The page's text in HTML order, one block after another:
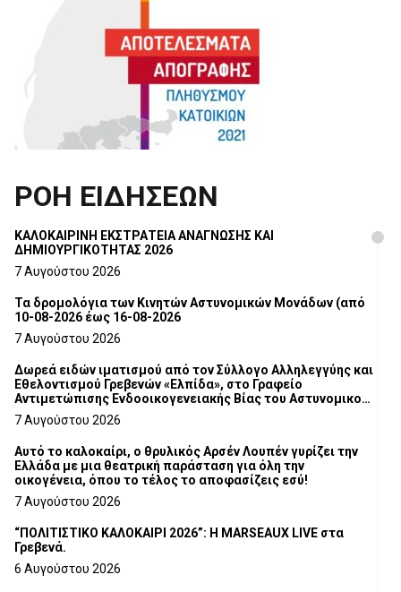
ΡΟΗ ΕΙΔΗΣΕΩΝ
ΚΑΛΟΚΑΙΡΙΝΗ ΕΚΣΤΡΑΤΕΙΑ ΑΝΑΓΝΩΣΗΣ ΚΑΙ
ΔΗΜΙΟΥΡΓΙΚΟΤΗΤΑΣ 2026
7 Αυγούστου 2026
Τα δρομολόγια των Κινητών Αστυνομικών Μονάδων (από
10-08-2026 έως 16-08-2026
7 Αυγούστου 2026
Δωρεά ειδών ιματισμού από τον Σύλλογο Αλληλεγγύης και
Εθελοντισμού Γρεβενών «Ελπίδα», στο Γραφείο
Αντιμετώπισης Ενδοοικογενειακής Βίας του Αστυνομικού
Τμήματος Γρεβενών
7 Αυγούστου 2026
Αυτό το καλοκαίρι, ο θρυλικός Αρσέν Λουπέν γυρίζει την
Ελλάδα με μια θεατρική παράσταση για όλη την
οικογένεια, όπου το τέλος το αποφασίζεις εσύ!
7 Αυγούστου 2026
“ΠΟΛΙΤΙΣΤΙΚΟ ΚΑΛΟΚΑΙΡΙ 2026”: Η MARSEAUX LIVE στα
Γρεβενά.
6 Αυγούστου 2026